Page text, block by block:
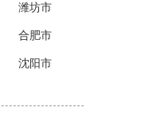
潍坊市
合肥市
沈阳市